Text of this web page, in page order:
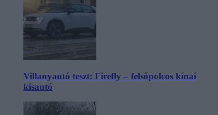
Villanyautó teszt: Firefly – felsőpolcos kínai
kisautó